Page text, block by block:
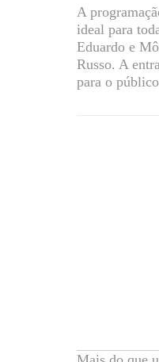
A
ideal para
Eduardo e
Russo. A
para o